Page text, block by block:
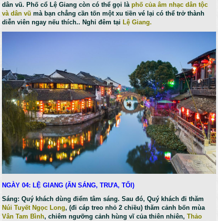
dân vũ. Phố cổ Lệ Giang còn có thể gọi làphố của âm nhạc dân tộc
và dân vũ mà bạn chẳng cần tốn một xu tiền vé lại có thể trở thành
diễn viên ngay nếu thích.. Nghỉ đêm tạiLệ Giang.
NGÀY 04: LỆ GIANG (ĂN SÁNG, TRƯA, TỐI)
Sáng: Quý khách dùng điểm tâm sáng. Sau đó, Quý khách đi thăm
Núi Tuyết Ngọc Long, (đi cáp treo nhỏ 2 chiều) thăm cảnh bốn mùa
Vân Tam Bình, chiêm ngưỡng cảnh hùng vĩ của thiên nhiên,Thảo